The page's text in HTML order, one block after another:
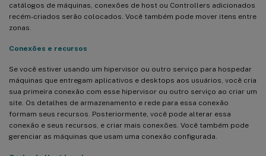
catálogos de máquinas, conexões de host ou Controllers adicionados
recém-criados serão colocados. Você também pode mover itens entre
zonas.
Conexões e recursos
Se você estiver usando um hipervisor ou outro serviço para hospedar
máquinas que entregam aplicativos e desktops aos usuários, você cria
sua primeira conexão com esse hipervisor ou outro serviço ao criar um
site. Os detalhes de armazenamento e rede para essa conexão
formam seus recursos. Posteriormente, você pode alterar essa
conexão e seus recursos, e criar mais conexões. Você também pode
gerenciar as máquinas que usam uma conexão configurada.